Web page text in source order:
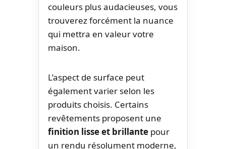
couleurs plus audacieuses, vous
trouverez forcément la nuance
qui mettra en valeur votre
maison.
L’aspect de surface peut
également varier selon les
produits choisis. Certains
revêtements proposent une
finition lisse et brillante pour
un rendu résolument moderne,